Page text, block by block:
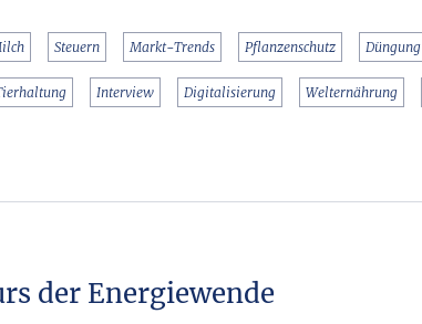
Steuern Markt-Trends Pflanzenschutz Düngung
Interview Digitalisierung Welternährung
der Energiewende